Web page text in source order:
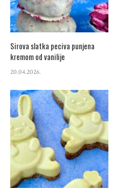
Sirova slatka peciva punjena
kremom od vanilije
20.04.2026.